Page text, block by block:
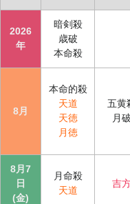
2026
年
暗剣殺
歳破
本命殺
8月
本命的殺
天道
天徳
月徳
五黄
月破
8月7
日
(金)
月命殺
天道
吉